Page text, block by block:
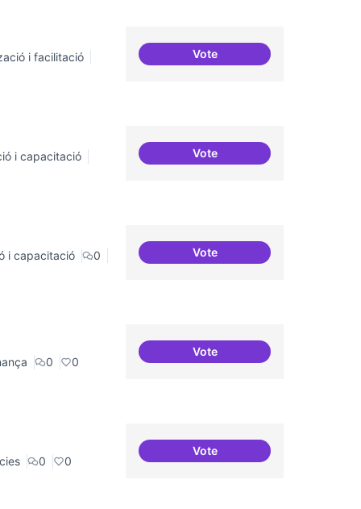
i facilitació
VoteSuport a projectes digitals i
i capacitació
VoteServei estable de migració al
i capacitació
0
VoteSensibilització FLOSS
0 0
VoteRevisió interna del Model
0 0
VoteResidències i governança